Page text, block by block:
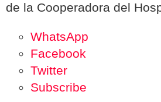
de la Cooperadora del
WhatsApp
Facebook
Twitter
Subscribe